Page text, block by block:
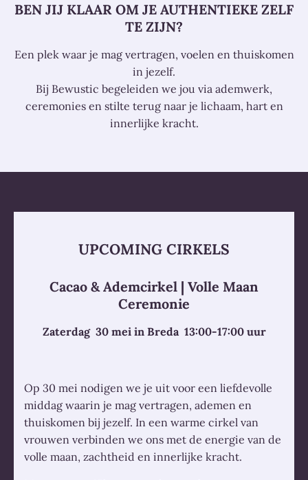
BEN JIJ KLAAR OM JE AUTHENTIEKE ZELF
TE ZIJN?
Een plek waar je mag vertragen, voelen en thuiskomen
in jezelf.
Bij Bewustic begeleiden we jou via ademwerk,
ceremonies en stilte terug naar je lichaam, hart en
innerlijke kracht.
UPCOMING CIRKELS
Cacao & Ademcirkel | Volle Maan
Ceremonie
Zaterdag 30 mei in Breda 13:00-17:00 uur
Op 30 mei nodigen we je uit voor een liefdevolle
middag waarin je mag vertragen, ademen en
thuiskomen bij jezelf. In een warme cirkel van
vrouwen verbinden we ons met de energie van de
volle maan, zachtheid en innerlijke kracht.